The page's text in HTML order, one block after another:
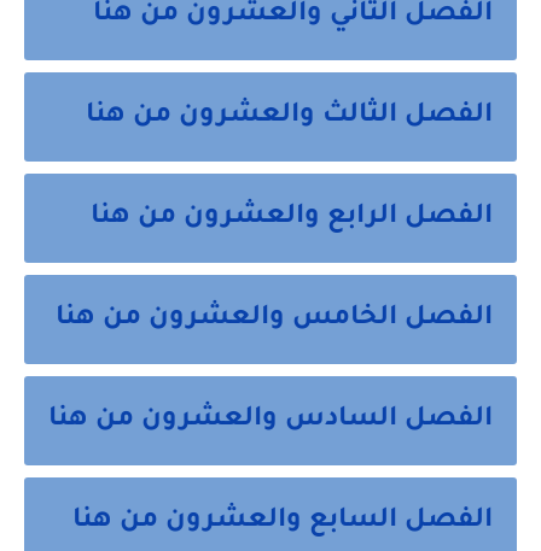
الفصل الثاني والعشرون من هنا
الفصل الثالث والعشرون من هنا
الفصل الرابع والعشرون من هنا
الفصل الخامس والعشرون من هنا
الفصل السادس والعشرون من هنا
الفصل السابع والعشرون من هنا